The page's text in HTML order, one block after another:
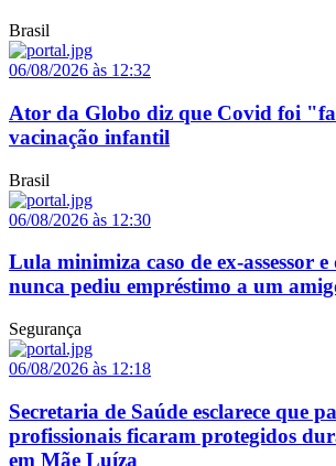
Brasil
06/08/2026 às 12:32
Ator da Globo diz que Covid foi
vacinação infantil
Brasil
06/08/2026 às 12:30
Lula minimiza caso de ex-assessor
nunca pediu empréstimo a um
Segurança
06/08/2026 às 12:18
Secretaria de Saúde esclarece que
profissionais ficaram protegidos
em Mãe Luíza